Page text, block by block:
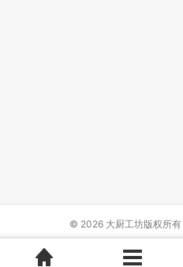
© 2026 大厨工坊版权所有